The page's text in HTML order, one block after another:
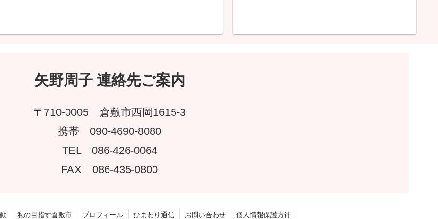
矢野周子 連絡先ご案内
〒710-0005 倉敷市西岡1615-3
携帯 090-4690-8080
TEL 086-426-0064
FAX 086-435-0800
私の目指す倉敷市 プロフィール ひまわり通信 お問い合わせ 個人情報保護方針